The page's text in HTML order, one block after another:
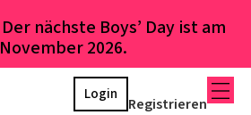
Der nächste Boys’ Day ist am
2026.
Registrieren
Login